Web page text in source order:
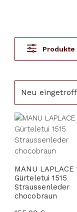
MANU LAPLACE
Gürteletui 1515
Straussenleder
chocobraun